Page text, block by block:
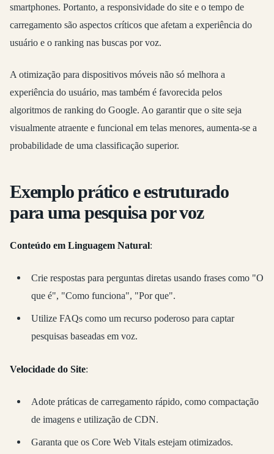
smartphones. Portanto, a responsividade do site e o tempo de
carregamento são aspectos críticos que afetam a experiência do
usuário e o ranking nas buscas por voz.
A otimização para dispositivos móveis não só melhora a
experiência do usuário, mas também é favorecida pelos
algoritmos de ranking do Google. Ao garantir que o site seja
visualmente atraente e funcional em telas menores, aumenta-se a
probabilidade de uma classificação superior.
Exemplo prático e estruturado
para uma pesquisa por voz
Conteúdo em Linguagem Natural:
Crie respostas para perguntas diretas usando frases como "O
que é", "Como funciona", "Por que".
Utilize FAQs como um recurso poderoso para captar
pesquisas baseadas em voz.
Velocidade do Site:
Adote práticas de carregamento rápido, como compactação
de imagens e utilização de CDN.
Garanta que os Core Web Vitals estejam otimizados.